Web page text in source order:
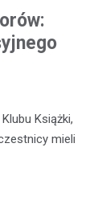
Książki,
mieli